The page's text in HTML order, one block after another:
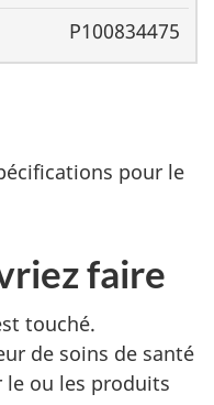
P100834475
pour le
faire
touché.
de soins de santé
le ou les produits